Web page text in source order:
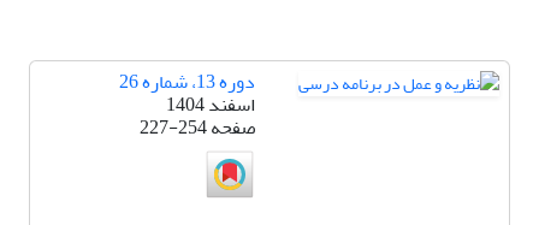
دوره 13، شماره 26
اسفند 1404
صفحه227-254